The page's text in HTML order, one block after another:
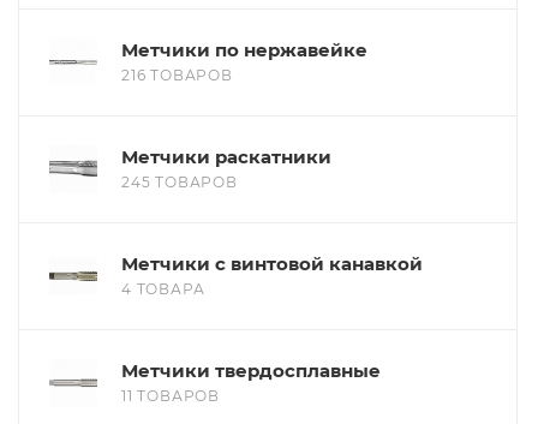
Метчики по нержавейке
216 ТОВАРОВ
Метчики раскатники
245 ТОВАРОВ
Метчики с винтовой канавкой
4 ТОВАРА
Метчики твердосплавные
11 ТОВАРОВ